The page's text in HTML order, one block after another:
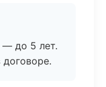
до 5 лет.